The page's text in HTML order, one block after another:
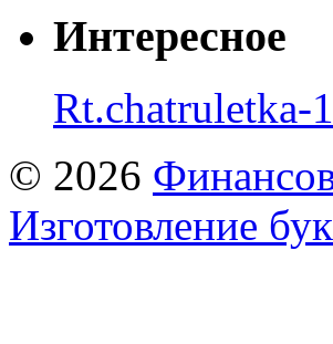
Интересное
Rt.chatruletka-
© 2026
Изготовление